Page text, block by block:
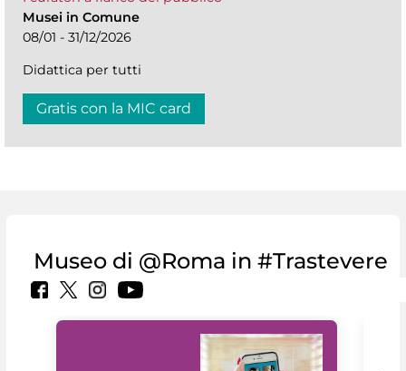
Musei in Comune
08/01 - 31/12/2026
Didattica per tutti
Gratis con la MIC card
Museo di @Roma in #Trastevere